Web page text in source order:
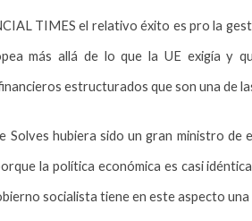
TIMES el relativo éxito es pro la
más allá de lo que la UE exigía y
estructurados que son una de
Solves hubiera sido un gran ministro
la política económica es casi
socialista tiene en este aspecto